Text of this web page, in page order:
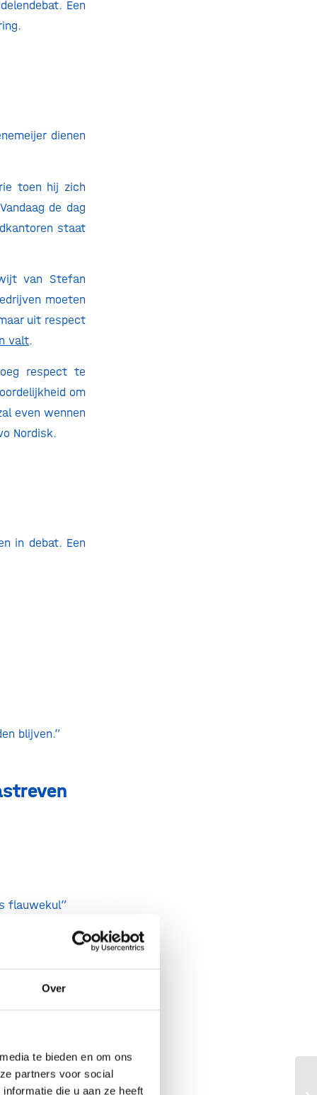
Over
te bieden en om ons
partners voor social
die u aan ze heeft
Een
dienen
toen hij zich
de dag
staat
van Stefan
moeten
uit respect
valt.
respect te
om
even wennen
Nordisk.
in debat. Een
blijven.”
flauwekul”